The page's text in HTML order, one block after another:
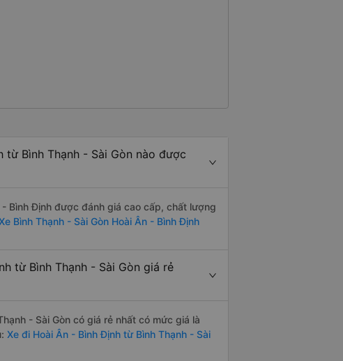
Bình Thạnh - Sài Gòn nào được
- Bình Định được đánh giá cao cấp, chất lượng
Xe Bình Thạnh - Sài Gòn Hoài Ân - Bình Định
từ Bình Thạnh - Sài Gòn giá rẻ
- Sài Gòn có giá rẻ nhất có mức giá là
Xe đi Hoài Ân - Bình Định từ Bình Thạnh - Sài